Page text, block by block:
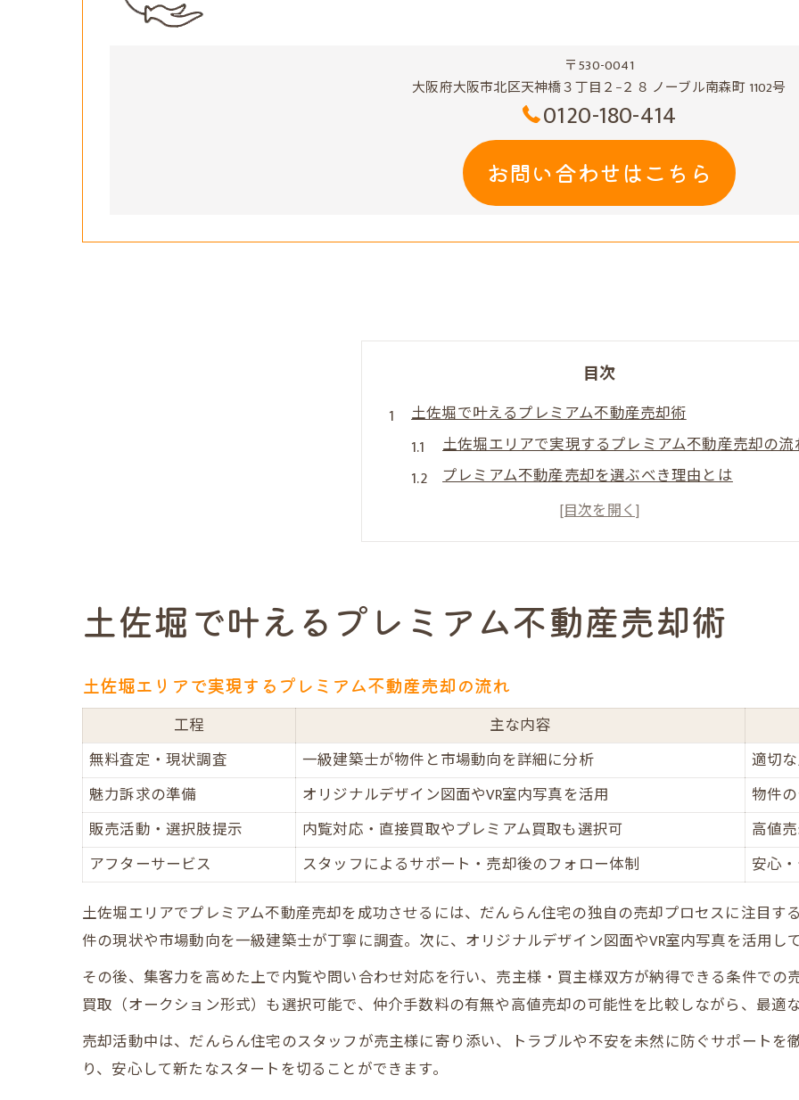
〒530-0041
大阪府大阪市北区天神橋３丁目２−２８ ノーブル南森町 1102号
0120-180-414
お問い合わせはこちら
目次
土佐堀で叶えるプレミアム不動産売却術
土佐堀エリアで実現するプレミアム不動産売却の流
プレミアム不動産売却を選ぶべき理由とは
失敗しないための売却準備と心構え
だんらん住宅で高値売却を目指すコツ
本当に高く売るための売却戦略とは
高値売却を実現するための戦略比較表
売主様が知っておきたい市場動向のポイント
プレミアム不動産売却ならではの集客力アップ術
大阪市西区土佐堀で有効な売却手法を解説
売却を成功へ導くだんらん住宅の強み
だんらん住宅のプレミアム不動産売却が選ばれる理
一級建築士監修の建物調査で安心取引
VR室内写真で買主の心を掴む方法
直接買取・プレミアム買取の違いを比較
口コミ高評価が示す売却サポート力
失敗しない高値売却のポイントを解説
売却時に意識したいプレミアム不動産売却のポイン
土佐堀エリアの物件タイプ別売却成功事例
土佐堀で叶えるプレミアム不動産売却術
土佐堀エリアで実現するプレミアム不動産売却の流れ
工程
主な内容
無料査定・現状調査
一級建築士が物件と市場動向を詳細に分析
適切
魅力訴求の準備
オリジナルデザイン図面やVR室内写真を活用
物件
販売活動・選択肢提示
内覧対応・直接買取やプレミアム買取も選択可
高値
アフターサービス
スタッフによるサポート・売却後のフォロー体制
安心
土佐堀エリアでプレミアム不動産売却を成功させるには、だんらん住宅の独自の売却プロセスに注目す
件の現状や市場動向を一級建築士が丁寧に調査。次に、オリジナルデザイン図面やVR室内写真を活用し
その後、集客力を高めた上で内覧や問い合わせ対応を行い、売主様・買主様双方が納得できる条件での
買取（オークション形式）も選択可能で、仲介手数料の有無や高値売却の可能性を比較しながら、最適
売却活動中は、だんらん住宅のスタッフが売主様に寄り添い、トラブルや不安を未然に防ぐサポート
り、安心して新たなスタートを切ることができます。